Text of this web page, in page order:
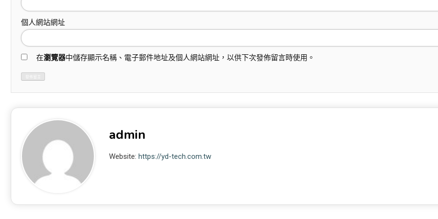
個人網站網址
在瀏覽器中儲存顯示名稱、電子郵件地址及個人網站網址，以供下次發佈留言時使用。
admin
Website:https://yd-tech.com.tw